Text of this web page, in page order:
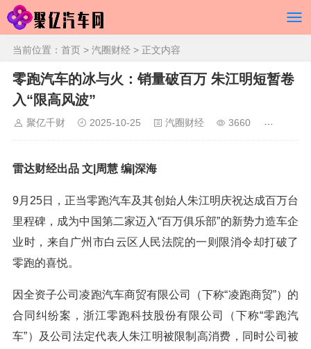
当前位置： 首页 > 汽圈财经 > 正文内容
零跑汽车的冰与火：销量破百万 朱江明短暂卷
入“限高风波”
聚亿千财 2025-10-25 汽圈财经 3660
雷达财经出品 文|周慧 编|深海
9月25日，正当零跑汽车及其创始人朱江明庆祝达成百万台
里程碑，成为中国第二家迈入“百万俱乐部”的新势力造车企
业时，来自广州市白云区人民法院的一则限消令却打破了
零跑的喜悦。
因全资子公司凌跑汽车商贸有限公司（下称“凌跑商贸”）的
合同纠纷案，浙江零跑科技股份有限公司（下称“零跑汽
车”）及公司法定代表人朱江明被限制高消费，同时公司被